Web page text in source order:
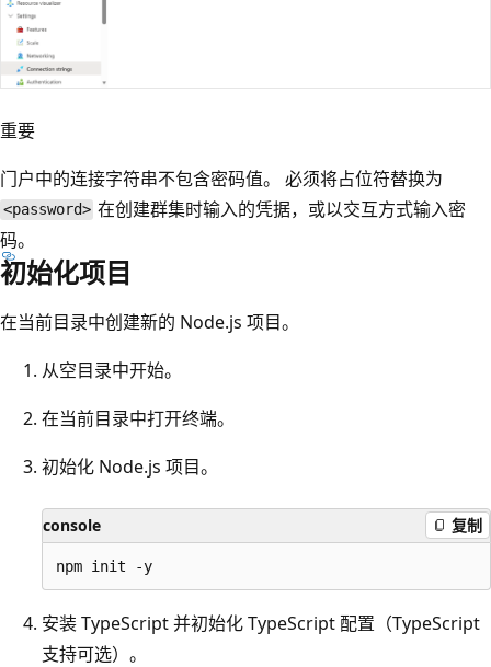
重要
门户中的连接字符串不包含密码值。 必须将占位符替换为
<password> 在创建群集时输入的凭据，或以交互方式输入密
码。
初始化项目
在当前目录中创建新的 Node.js 项目。
从空目录中开始。
在当前目录中打开终端。
初始化 Node.js 项目。
console 复制
安装 TypeScript 并初始化 TypeScript 配置（TypeScript
支持可选）。